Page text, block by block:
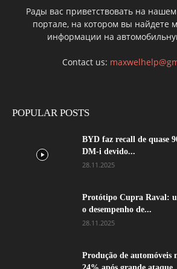
Рады вас приветствовать на
портале, на котором вы найдете
информации на
Contact us:
POPULAR POSTS
BYD faz recall de quase
DM-i devido...
28.11.2025
Protótipo Cupra Raval:
o desempenho de...
28.11.2025
Produção de automóveis